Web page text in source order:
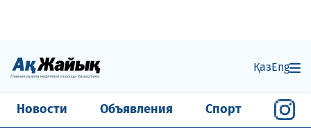
ҚазEng
Новости Объявления Спорт